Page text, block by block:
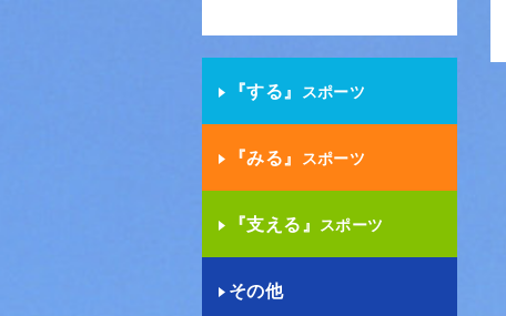
『する』 スポーツ
『みる』 スポーツ
『支える』 スポーツ
その他